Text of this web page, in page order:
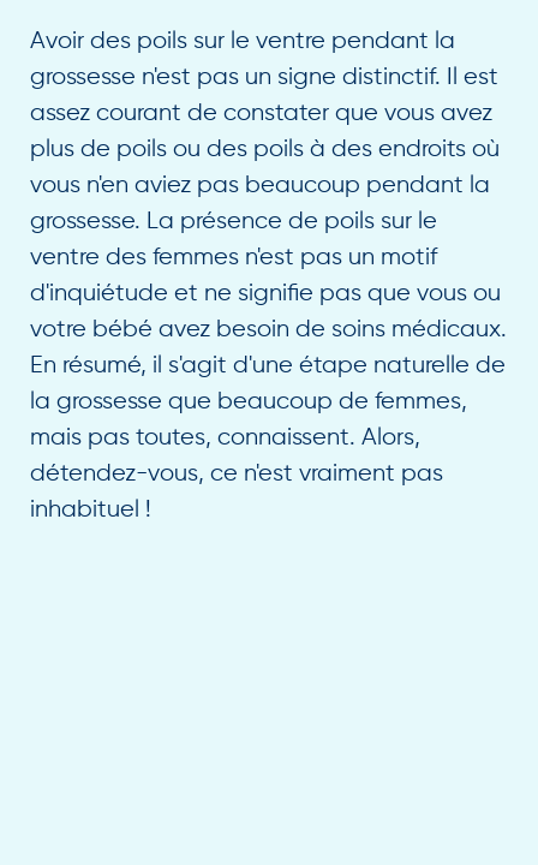
Avoir des poils sur le ventre pendant la
grossesse n'est pas un signe distinctif. Il est
assez courant de constater que vous avez
plus de poils ou des poils à des endroits où
vous n'en aviez pas beaucoup pendant la
grossesse. La présence de poils sur le
ventre des femmes n'est pas un motif
d'inquiétude et ne signifie pas que vous ou
votre bébé avez besoin de soins médicaux.
En résumé, il s'agit d'une étape naturelle de
la grossesse que beaucoup de femmes,
mais pas toutes, connaissent. Alors,
détendez-vous, ce n'est vraiment pas
inhabituel !